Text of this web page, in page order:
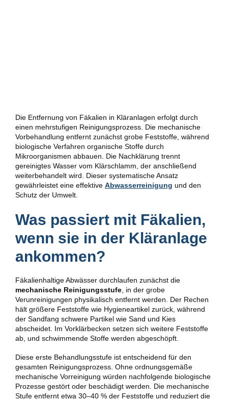
Die Entfernung von Fäkalien in Kläranlagen erfolgt durch
einen mehrstufigen Reinigungsprozess. Die mechanische
Vorbehandlung entfernt zunächst grobe Feststoffe, während
biologische Verfahren organische Stoffe durch
Mikroorganismen abbauen. Die Nachklärung trennt
gereinigtes Wasser vom Klärschlamm, der anschließend
weiterbehandelt wird. Dieser systematische Ansatz
gewährleistet eine effektive Abwasserreinigung und den
Schutz der Umwelt.
Was passiert mit Fäkalien,
wenn sie in der Kläranlage
ankommen?
Fäkalienhaltige Abwässer durchlaufen zunächst die
mechanische Reinigungsstufe , in der grobe
Verunreinigungen physikalisch entfernt werden. Der Rechen
hält größere Feststoffe wie Hygieneartikel zurück, während
der Sandfang schwere Partikel wie Sand und Kies
abscheidet. Im Vorklärbecken setzen sich weitere Feststoffe
ab, und schwimmende Stoffe werden abgeschöpft.
Diese erste Behandlungsstufe ist entscheidend für den
gesamten Reinigungsprozess. Ohne ordnungsgemäße
mechanische Vorreinigung würden nachfolgende biologische
Prozesse gestört oder beschädigt werden. Die mechanische
Stufe entfernt etwa 30–40 % der Feststoffe und reduziert die